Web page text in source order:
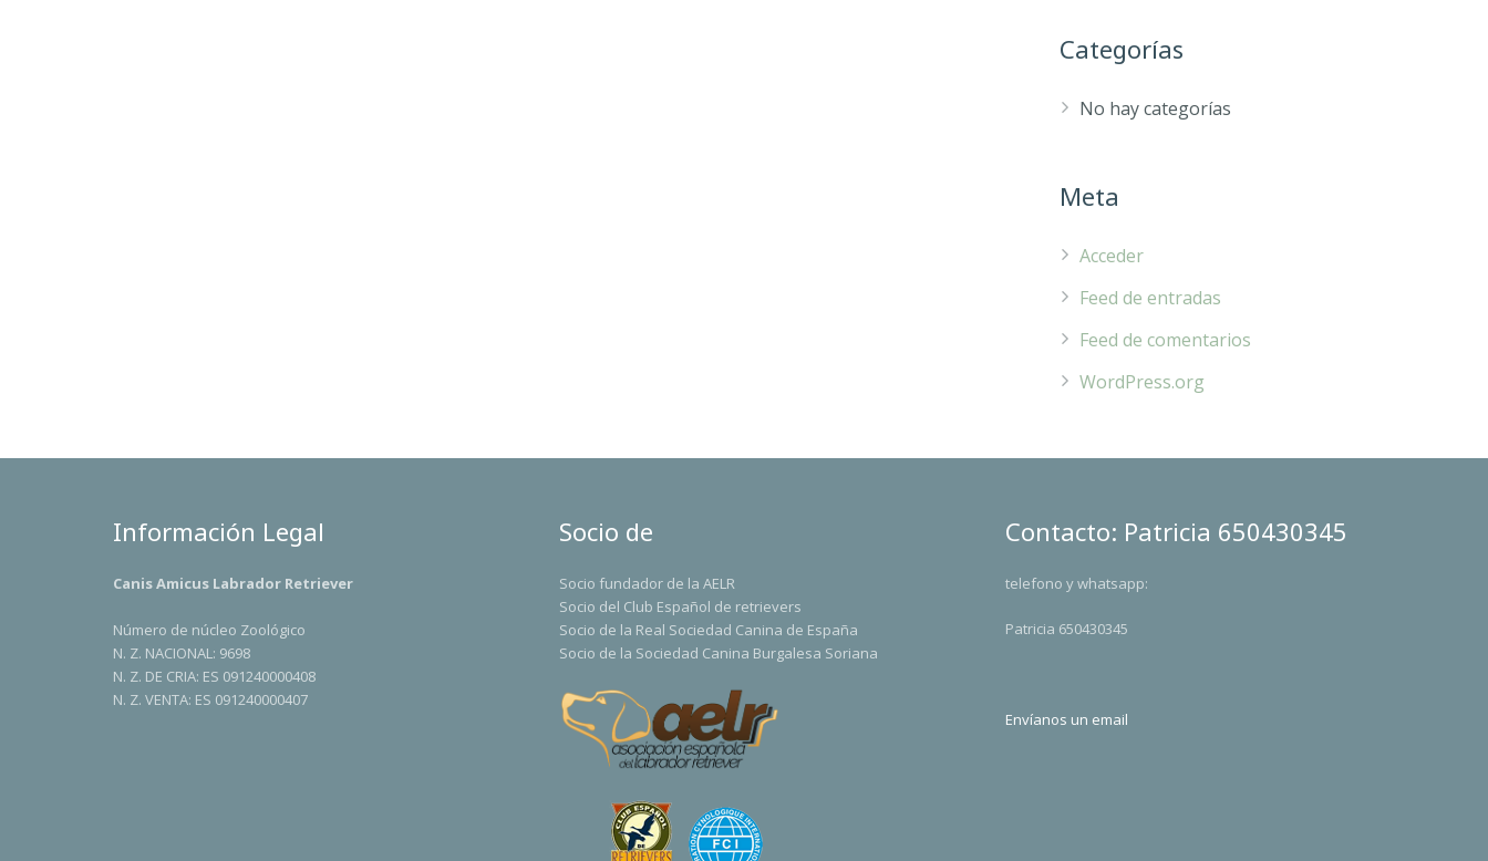
Categorías
No hay categorías
Meta
Acceder
Feed de entradas
Feed de comentarios
WordPress.org
Información Legal
Canis Amicus Labrador Retriever
Número de núcleo Zoológico
N. Z. NACIONAL: 9698
N. Z. DE CRIA: ES 091240000408
N. Z. VENTA: ES 091240000407
Socio de
Socio fundador de la AELR
Socio del Club Español de retrievers
Socio de la Real Sociedad Canina de España
Socio de la Sociedad Canina Burgalesa Soriana
Contacto: Patricia 650430345
telefono y whatsapp:
Patricia 650430345
Envíanos un email